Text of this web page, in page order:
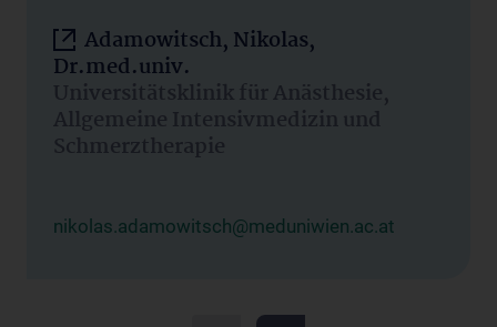
Adamowitsch, Nikolas,
Dr.med.univ.
Universitätsklinik für Anästhesie,
Allgemeine Intensivmedizin und
Schmerztherapie
nikolas.adamowitsch@meduniwien.ac.at